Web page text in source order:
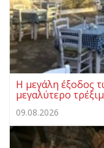
Η μεγάλη έξοδος
μεγαλύτερο
09.08.2026